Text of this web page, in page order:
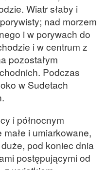
Wiatr słaby i
nad morzem
i w porywach do
i w centrum z
pozostałym
Podczas
w Sudetach
i północnym
i umiarkowane,
pod koniec dnia
postępującymi od